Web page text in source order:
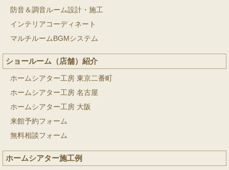
防音＆調音ルーム設計・施工
インテリアコーディネート
マルチルームBGMシステム
ショールーム（店舗）紹介
ホームシアター工房 東京二番町
ホームシアター工房 名古屋
ホームシアター工房 大阪
来館予約フォーム
無料相談フォーム
ホームシアター施工例